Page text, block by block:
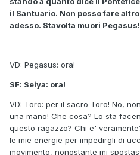
il Santuario. Non posso fare
adesso. Stavolta muori Pegasus!
VD: Pegasus: ora!
SF: Seiya: ora!
VD: Toro: per il sacro Toro! No,
una mano! Che cosa? Lo sta
questo ragazzo? Chi e'
le mie energie per impedirgli di
movimento, nonostante mi